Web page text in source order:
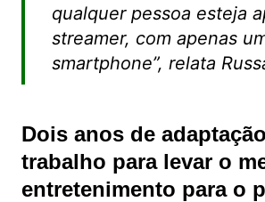
qualquer pessoa esteja
streamer, com apenas
smartphone”, relata
Dois anos de
trabalho para levar o
entretenimento para o